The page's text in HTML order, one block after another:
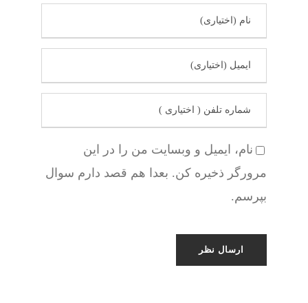
نام، ایمیل و وبسایت من را در این
مرورگر ذخیره کن. بعدا هم قصد دارم سوال
بپرسم.